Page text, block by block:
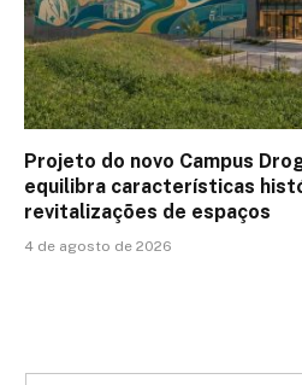
Projeto do novo Campus
equilibra características
revitalizações de espaços
4 de agosto de 2026